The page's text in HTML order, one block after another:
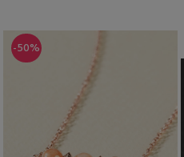
-50%